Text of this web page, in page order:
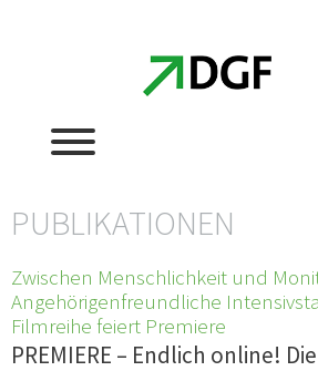
PUBLIKATIONEN
Zwischen Menschlichkeit und
Angehörigenfreundliche
Filmreihe feiert Premiere
PREMIERE – Endlich online!